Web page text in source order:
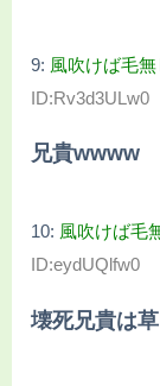
9: 風吹けば毛無
ID:Rv3d3ULw0
兄貴wwww
10: 風吹けば毛
ID:eydUQlfw0
壊死兄貴は草